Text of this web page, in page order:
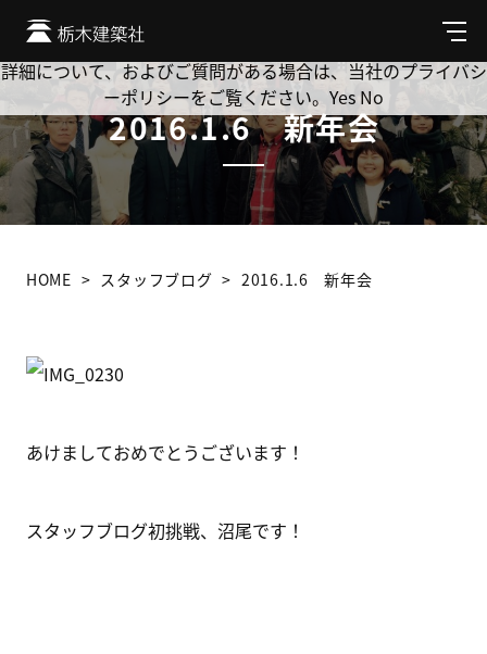
メ
ニ
ュ
2016.1.6 新年会
HOME スタッフブログ 2016.1.6 新年会
あけましておめでとうございます！
スタッフブログ初挑戦、沼尾です！
Cookie を使用して、お客様の活動を追跡してもよろしいです
か? 当社ではお客様のプライバシーを極めて重視しています。
詳細について、およびご質問がある場合は、当社のプライバシ
ーポリシーをご覧ください。 Yes No